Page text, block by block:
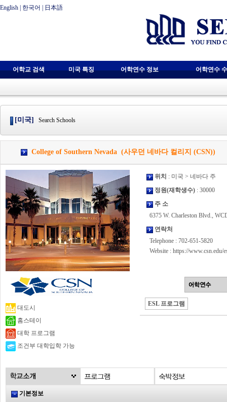
English 한국어 日本語
어학교 검색 미국 특징 어학연수 정보 어학연수
[미국] Search Schools
College of Southern Nevada (사우던 네바다 컬리지 (CSN))
대도시
홈스테이
대학 프로그램
조건부 대학입학 가능
위치 : 미국 > 네바다 주
정원(재학생수) : 30000
주 소
6375 W. Charleston Blvd.,
연락처
Telephone : 702-651-5820
Website : https://www.csn.edu/
ESL 프로그램
기본정보